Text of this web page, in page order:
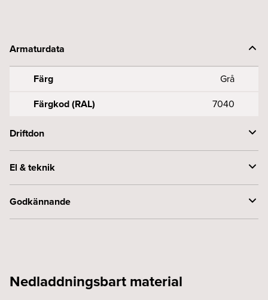
Armaturdata
Färg
Grå
Färgkod (RAL)
7040
Driftdon
Styrning
El & teknik
Spänning (V)
Godkännande
Nedladdningsbart material